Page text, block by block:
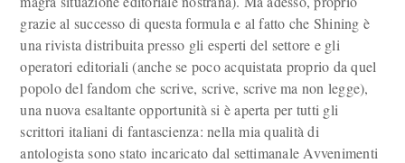
grazie al successo di questa formula e al fatto che Shining è
una rivista distribuita presso gli esperti del settore e gli
operatori editoriali (anche se poco acquistata proprio da quel
popolo del fandom che scrive, scrive, scrive ma non legge),
una nuova esaltante opportunità si è aperta per tutti gli
scrittori italiani di fantascienza: nella mia qualità di
antologista sono stato incaricato dal settimanale Avvenimenti